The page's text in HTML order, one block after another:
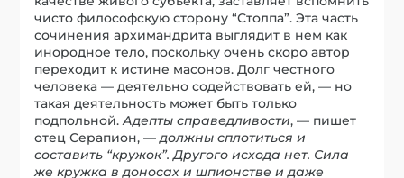
чисто философскую сторону “Столпа”. Эта часть
сочинения архимандрита выглядит в нем как
инородное тело, поскольку очень скоро автор
переходит к истине масонов. Долг честного
человека — деятельно содействовать ей, — но
такая деятельность может быть только
подпольной.Адепты справедливости, — пишет
отец Серапион, —должны сплотиться и
составить “кружок”. Другого исхода нет. Сила
же кружка в доносах и шпионстве и даже